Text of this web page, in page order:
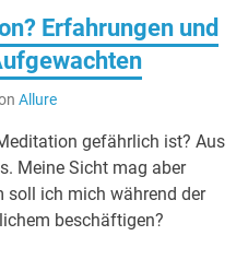
Erfahrungen und
Allure
gefährlich ist? Aus
Meine Sicht mag aber
soll ich mich während der
beschäftigen?